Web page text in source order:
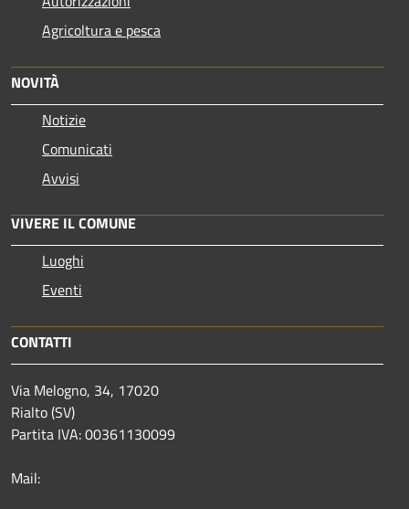
Agricoltura e pesca
NOVITÀ
Notizie
Comunicati
Avvisi
VIVERE IL COMUNE
Luoghi
Eventi
CONTATTI
Via Melogno, 34, 17020
Rialto (SV)
Partita IVA: 00361130099
Mail: